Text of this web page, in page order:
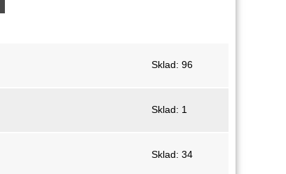
Sklad: 96
Sklad: 1
Sklad: 34